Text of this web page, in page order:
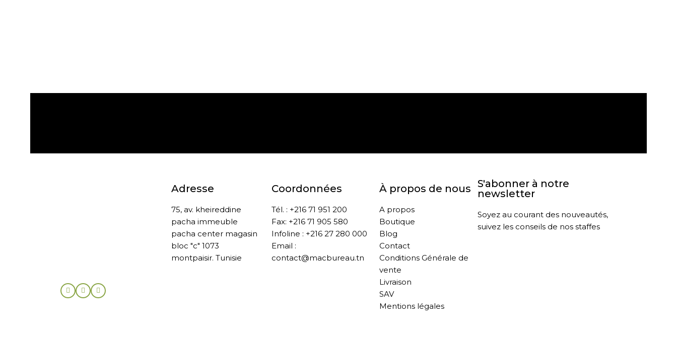
Adresse
75, av. kheireddine
pacha immeuble
pacha center magasin
bloc "c" 1073
montpaisir. Tunisie
Coordonnées
Tél. : +216 71 951 200
Fax: +216 71 905 580
Infoline : +216 27 280 000
Email :
contact@macbureau.tn
À propos de nous
A propos
Boutique
Blog
Contact
Conditions Générale de
vente
Livraison
SAV
Mentions légales
S'abonner à notre
newsletter
Soyez au courant des nouveautés,
suivez les conseils de nos staffes